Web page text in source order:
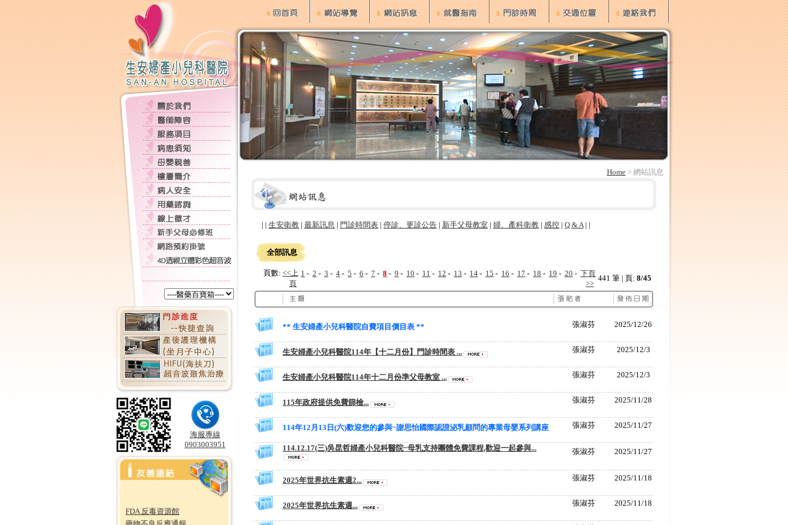
:::
海服專線
0903003951
FDA 反毒資源館
:::
Home > 網站訊息
| | 生安衛教 | 最新訊息 | 門診時間表 | 停診、更診公告 | 新手父母教室 | 婦、產科衛教 | 感控 | Q & A| |
全部訊息
頁數: <<上
頁
1 - 2 - 3 - 4 - 5 - 6 - 7 - 8 - 9 - 10 - 11 - 12 - 13 - 14 - 15 - 16 - 17 - 18 - 19 - 20 - 下頁
>>
441 筆 | 頁: 8/45
** 生安婦產小兒科醫院自費項目價目表 ** 張淑芬 2025/12/26
生安婦產小兒科醫院114年【十二月份】門診時間表 ... 張淑芬 2025/12/3
生安婦產小兒科醫院114年十二月份準父母教室 ... 張淑芬 2025/12/3
115年政府提供免費篩檢... 張淑芬 2025/11/28
114年12月13日(六)歡迎您的參與~謝思怡國際認證泌乳顧問的專業母嬰系列講座 張淑芬 2025/11/27
114.12.17(三)吳昆哲婦產小兒科醫院~母乳支持團體免費課程,歡迎一起參與... 張淑芬 2025/11/27
2025年世界抗生素週2... 張淑芬 2025/11/18
2025年世界抗生素週... 張淑芬 2025/11/18